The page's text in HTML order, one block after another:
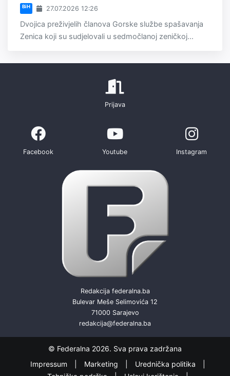
BiH 27.07.2026 12:26
Dvojica preživjelih članova Gorske službe spašavanja
Zenica koji su sudjelovali u sedmočlanoj zeničkoj...
Prijava
Facebook Youtube Instagram
Redakcija federalna.ba
Bulevar Meše Selimovića 12
71000 Sarajevo
redakcija@federalna.ba
© Federalna 2026. Sva prava zadržana
Impressum
Marketing
Urednička politika